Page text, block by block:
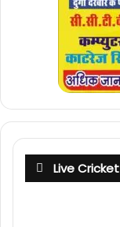
Live Cricket